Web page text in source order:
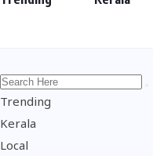
Trending
Kerala
Local